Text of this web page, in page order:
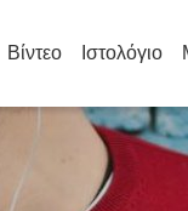
Βίντεο Ιστολόγιο